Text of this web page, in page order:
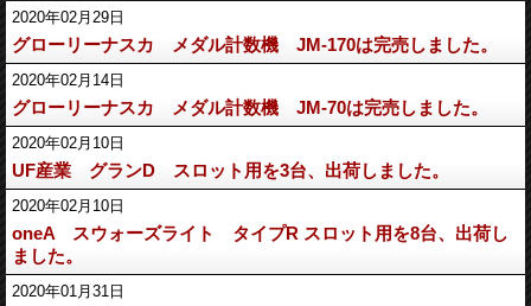
2020年02月29日
グローリーナスカ メダル計数機 JM-170は完売しました。
2020年02月14日
グローリーナスカ メダル計数機 JM-70は完売しました。
2020年02月10日
UF産業 グランD スロット用を3台、出荷しました。
2020年02月10日
oneA スウォーズライト タイプR スロット用を8台、出荷し
ました。
2020年01月31日